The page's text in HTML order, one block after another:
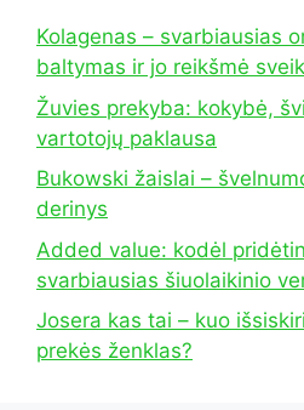
Kolagenas – svarbiausias
baltymas ir jo reikšmė
Žuvies prekyba: kokybė,
vartotojų paklausa
Bukowski žaislai –
derinys
Added value: kodėl
svarbiausias šiuolaikinio
Josera kas tai – kuo
prekės ženklas?